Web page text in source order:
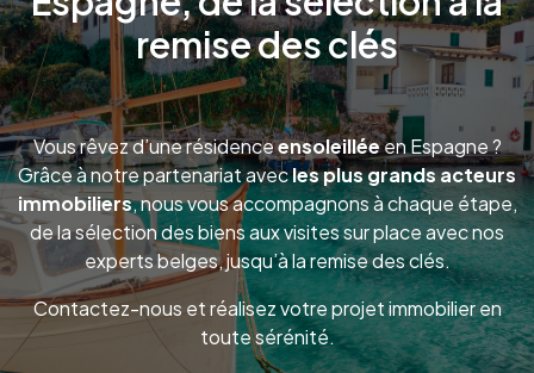
remise des clés
Vous rêvez d’une résidenceensoleilléeen Espagne ?
Grâce à notre partenariat avecles plus grands acteurs
immobiliers, nous vous accompagnons à chaque étape,
de la sélection des biens aux visites sur place avec nos
experts belges, jusqu’à la remise des clés.
Contactez-nous et réalisez votre projet immobilier en
toute sérénité.